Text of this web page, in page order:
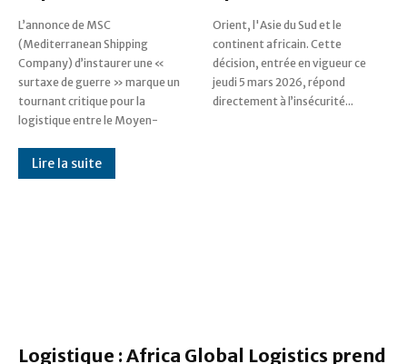
L’annonce de MSC
(Mediterranean Shipping
Company) d’instaurer une «
surtaxe de guerre » marque un
tournant critique pour la
logistique entre le Moyen-
Orient, l'Asie du Sud et le
continent africain. Cette
décision, entrée en vigueur ce
jeudi 5 mars 2026, répond
directement à l’insécurité...
Lire la suite
Logistique : Africa Global Logistics prend